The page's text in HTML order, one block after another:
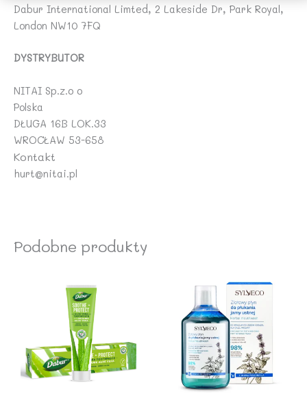
Dabur International Limted, 2 Lakeside Dr, Park Royal,
London NW10 7FQ
DYSTRYBUTOR
NITAI Sp.z.o o
Polska
DŁUGA 16B LOK.33
WROCŁAW 53-658
Kontakt
hurt@nitai.pl
Podobne produkty